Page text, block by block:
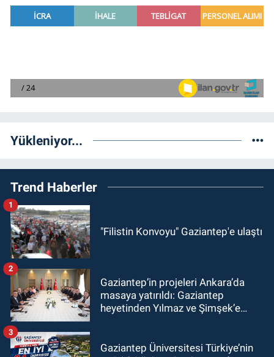
Yükleniyor...
Trend Haberler
"Filistin Konvoyu" Gaziantep'e ulaştı
1
Gaziantep’in projeleri Ankara’da
masaya yatırıldı: Gaziantep
heyetinden Yılmaz ve Şimşek’e
2
Gaziantep Üniversitesi Türkiye’nin
3